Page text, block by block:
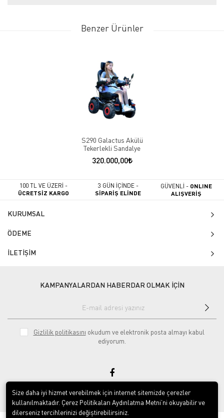
Benzer Ürünler
S290 Galactus Akülü
Tekerlekli Sandalye
320.000,00
100 TL VE ÜZERİ -
ÜCRETSİZ KARGO
3 GÜN İÇİNDE -
SİPARİŞ ELİNDE
GÜVENLİ - ONLINE
ALIŞVERİŞ
KURUMSAL
ÖDEME
İLETİŞİM
KAMPANYALARDAN HABERDAR OLMAK İÇİN
Gizlilik politikasını okudum ve elektronik posta almayı kabul
ediyorum.
null
Size daha iyi hizmet verebilmek için internet sitemizde çerezler
kullanılmaktadır. Çerez Politikaları Aydınlatma Metni’ni okuyabilir ve
dilerseniz tercihlerinizi değiştirebilirsiniz.